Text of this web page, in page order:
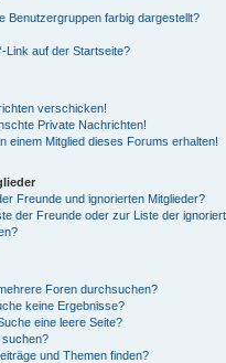
Benutzergruppen farbig dargestellt?
Link auf der Startseite?
verschicken!
Private Nachrichten!
einem Mitglied dieses Forums erhalten!
Freunde und ignorierten Mitglieder?
der Freunde oder zur Liste der
Foren durchsuchen?
keine Ergebnisse?
eine leere Seite?
suchen?
und Themen finden?